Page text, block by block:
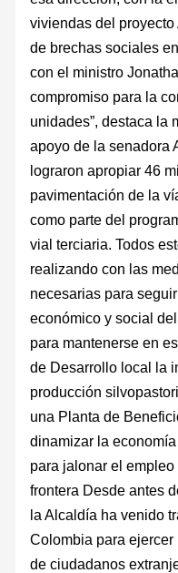
viviendas del
de brechas sociales
con el ministro
compromiso para la
unidades”, destaca la
apoyo de la senadora
lograron apropiar 46
pavimentación de la
como parte del
vial terciaria. Todos
realizando con las
necesarias para
económico y social
para mantenerse en
de Desarrollo local la
producción
una Planta de
dinamizar la
para jalonar el
frontera Desde antes
la Alcaldía ha venido
Colombia para
de ciudadanos